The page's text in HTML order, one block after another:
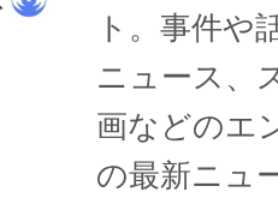
ト。事件や
ニュース、
画などのエ
の最新ニュ